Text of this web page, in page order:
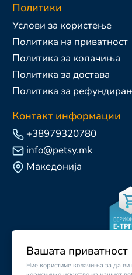
Вашата приватност
Ние користиме колачиња за да ви
Политики
Услови за користење
Политика на приватност
Политика за колачиња
Политика за достава
Политика за
Контакт информации
+38979320780
info@petsy.mk
Македонија